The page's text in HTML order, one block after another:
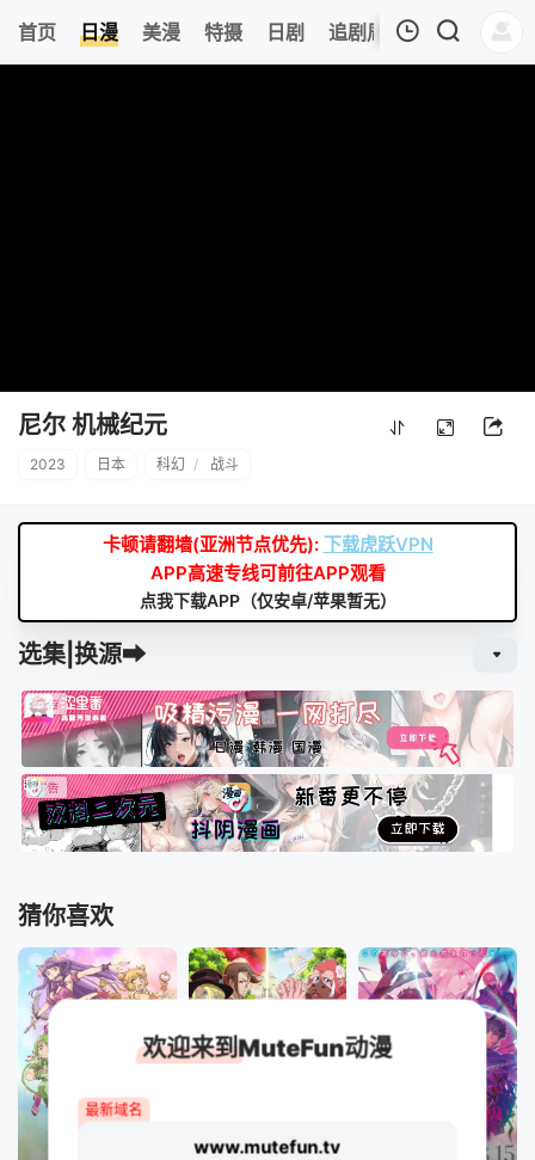
首页 日漫 美漫 特摄 日剧 追剧周表 今日更新
尼尔 机械纪元
2023 日本 科幻 / 战斗
卡顿请翻墙(亚洲节点优先): 下载虎跃VPN
APP高速专线可前往APP观看
点我下载APP（仅安卓/苹果暂无）
选集|换源➡
猜你喜欢
12集全
欢迎来到MuteFun动漫
最新域名
www.mutefun.tv